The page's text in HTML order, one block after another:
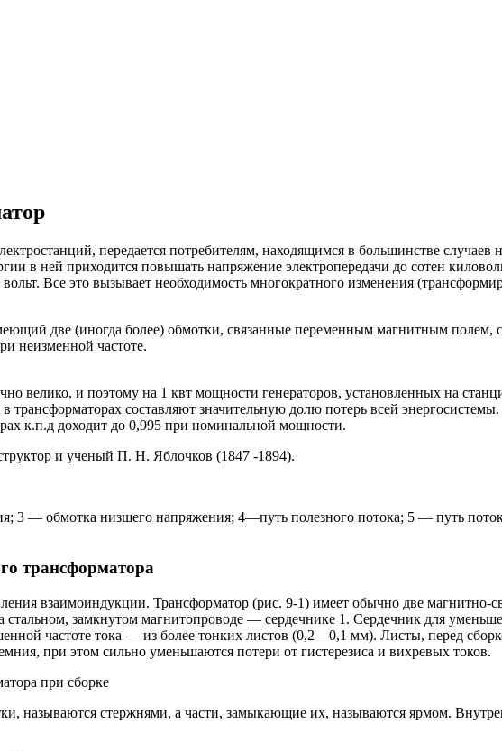
передается потребителям, находящимся в большинстве
в ней приходится повышать напряжение электропередачи до cотен
Все это вызывает необходимость многократного изменения
две (иногда более) обмотки, связанные переменным магнитным
неизменной частоте.
велико, и поэтому на 1 квт мощности генераторов, установленных на
трансформаторах составляют значительную долю потерь всей
к.п.д доходит до 0,995 при номинальной мощности.
и ученый П. Н. Яблочков (1847 -1894).
— обмотка низшего напряжения; 4—путь полезного потока; 5 — путь
трансформатора
взаимоиндукции. Трансформатор (рис. 9-1) имеет обычно две
замкнутом магнитопроводе — сердечнике 1. Сердечник для
частоте тока — из более тонких листов (0,2—0,1 мм). Листы, перед
при этом сильно уменьшаются потери от гистерезиса и вихревых токов.
называются стержнями, а части, замыкающие их, называются ярмом.